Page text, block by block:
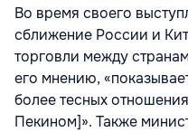
Во время своего
сближение России и
торговли между
его мнению,
более тесных
Пекином]». Также